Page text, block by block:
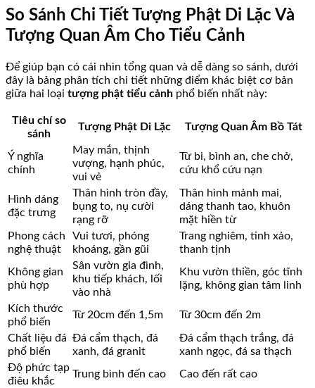
So Sánh Chi Tiết Tượng Phật Di Lặc Và
Tượng Quan Âm Cho Tiểu Cảnh
Để giúp bạn có cái nhìn tổng quan và dễ dàng so sánh, dưới
đây là bảng phân tích chi tiết những điểm khác biệt cơ bản
giữa hai loại tượng phật tiểu cảnh phổ biến nhất này:
Tiêu chí so
sánh
Tượng Phật Di Lặc Tượng Quan Âm Bồ Tát
Ý nghĩa
chính
May mắn, thịnh
vượng, hạnh phúc,
vui vẻ
Từ bi, bình an, che chở,
cứu khổ cứu nạn
Hình dáng
đặc trưng
Thân hình tròn đầy,
bụng to, nụ cười
rạng rỡ
Thân hình mảnh mai,
dáng thanh tao, khuôn
mặt hiền từ
Phong cách
nghệ thuật
Vui tươi, phóng
khoáng, gần gũi
Trang nghiêm, tinh xảo,
thanh tịnh
Không gian
phù hợp
Sân vườn gia đình,
khu tiếp khách, lối
vào nhà
Khu vườn thiền, góc tĩnh
lặng, không gian tâm linh
Kích thước
phổ biến
Từ 20cm đến 1,5m Từ 30cm đến 2m
Chất liệu đá
phổ biến
Đá cẩm thạch, đá
xanh, đá granit
Đá cẩm thạch trắng, đá
xanh ngọc, đá sa thạch
Độ phức tạp
điêu khắc
Trung bình đến cao Cao đến rất cao